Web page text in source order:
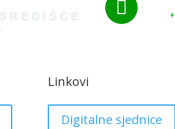

Linkovi
Digitalne sjednice